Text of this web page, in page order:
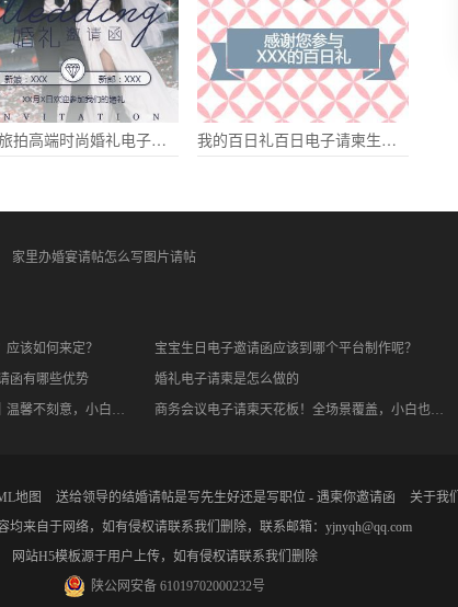
快闪旅拍高端时尚婚礼电子请柬欧式轻奢星光结婚请柬 我的百日礼百日电子请柬生日请柬
家里办婚宴请帖怎么写图片请帖
该如何来定？ 宝宝生日电子邀请函应该到哪个平台制作呢？
函有哪些优势 婚礼电子请柬是怎么做的
老友聚会电子请柬排版指南｜温馨不刻意，小白也能轻松拿捏 商务会议电子请柬天花板！全场景覆盖，小白也能5分钟搞定
地图 送给领导的结婚请帖是写先生好还是写职位 - 遇柬你邀请函 关于我们
均来自于网络，如有侵权请联系我们删除，联系邮箱：yjnyqh@qq.com
网站H5模板源于用户上传，如有侵权请联系我们删除
陕公网安备 61019702000232号